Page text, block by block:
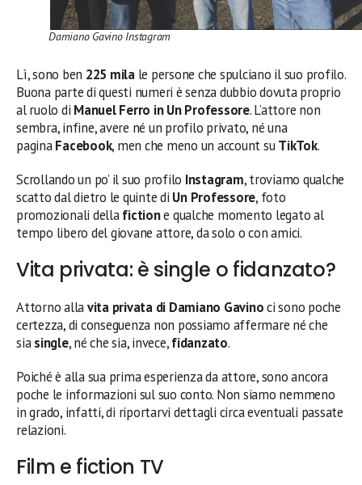
Damiano Gavino Instagram
Lì, sono ben 225 mila le persone che spulciano il suo profilo.
Buona parte di questi numeri è senza dubbio dovuta proprio
al ruolo di Manuel Ferro in Un Professore. L’attore non
sembra, infine, avere né un profilo privato, né una
paginaFacebook, men che meno un account suTikTok.
Scrollando un po’ il suo profilo Instagram, troviamo qualche
scatto dal dietro le quinte di Un Professore, foto
promozionali dellafictione qualche momento legato al
tempo libero del giovane attore, da solo o con amici.
Vita privata: è single o fidanzato?
Attorno allavita privata di Damiano Gavinoci sono poche
certezza, di conseguenza non possiamo affermare né che
siasingle, né che sia, invece,fidanzato.
Poiché è alla sua prima esperienza da attore, sono ancora
poche le informazioni sul suo conto. Non siamo nemmeno
in grado, infatti, di riportarvi dettagli circa eventuali passate
relazioni.
Film e fiction TV